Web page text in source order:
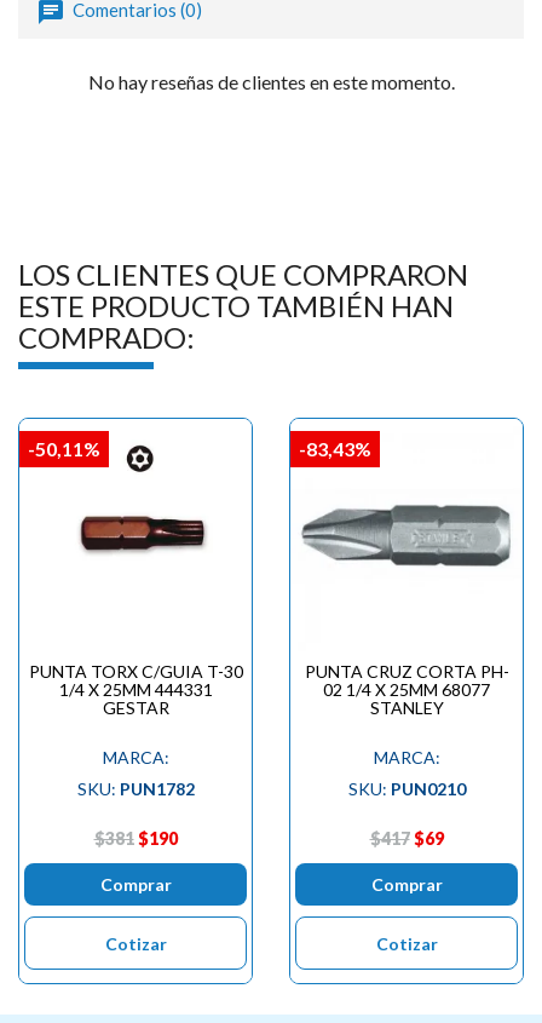
Comentarios (0)
No hay reseñas de clientes en este momento.
LOS CLIENTES QUE COMPRARON
ESTE PRODUCTO TAMBIÉN HAN
COMPRADO:
PUNTA TORX C/GUIA T-30
1/4 X 25MM 444331
GESTAR
MARCA:
SKU: PUN1782
$381 $190
Comprar
Cotizar
-50,11%
PUNTA CRUZ CORTA PH-
02 1/4 X 25MM 68077
STANLEY
MARCA:
SKU: PUN0210
$417 $69
Comprar
Cotizar
-83,43%